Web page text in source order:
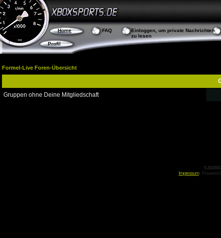
FAQ
Einloggen, um private Nachrichten
zu lesen
Profil
Home
Formel-Live Foren-Übersicht
Gruppen ohne Deine Mitgliedschaft
Impressum
Powered